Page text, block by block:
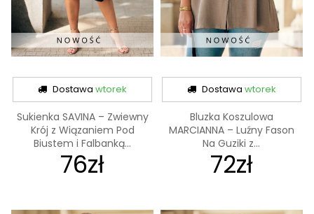
Dostawawtorek
Sukienka SAVINA – Zwiewny
Krój z Wiązaniem Pod
Biustem i Falbanką...
76zł
Dostawa wtorek
Bluzka Koszulowa
MARCIANNA – Luźny Fason
Na Guziki z...
72zł